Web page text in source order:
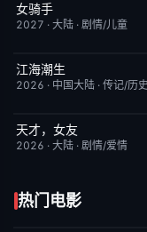
7月15日更新
女骑手
2027 · 大陆 · 剧情/儿童
更新至第28集
江海潮生
2026 · 中国大陆 · 传记/历史
更新至第20集
天才，女友
2026 · 大陆 · 剧情/爱情
热门电影